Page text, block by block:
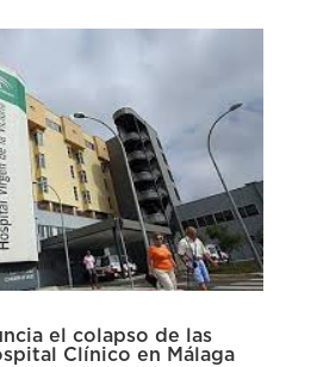
el colapso de las
Clínico en Málaga